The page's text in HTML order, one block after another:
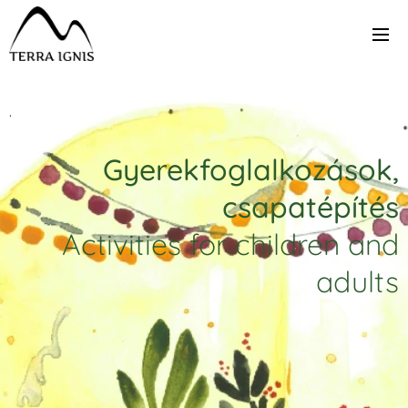
.
Gyerekfoglalkozások,
csapatépítés
Activities for children and
adults